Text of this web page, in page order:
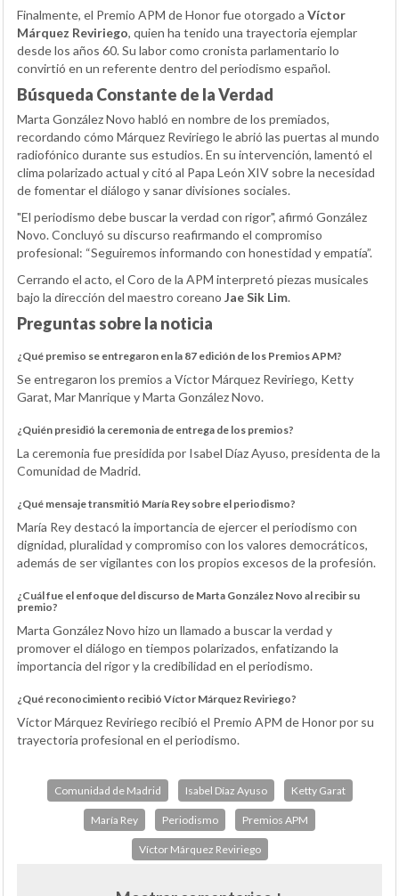
Finalmente, el Premio APM de Honor fue otorgado a Víctor
Márquez Reviriego, quien ha tenido una trayectoria ejemplar
desde los años 60. Su labor como cronista parlamentario lo
convirtió en un referente dentro del periodismo español.
Búsqueda Constante de la Verdad
Marta González Novo habló en nombre de los premiados,
recordando cómo Márquez Reviriego le abrió las puertas al mundo
radiofónico durante sus estudios. En su intervención, lamentó el
clima polarizado actual y citó al Papa León XIV sobre la necesidad
de fomentar el diálogo y sanar divisiones sociales.
"El periodismo debe buscar la verdad con rigor", afirmó González
Novo. Concluyó su discurso reafirmando el compromiso
profesional: “Seguiremos informando con honestidad y empatía”.
Cerrando el acto, el Coro de la APM interpretó piezas musicales
bajo la dirección del maestro coreano Jae Sik Lim.
Preguntas sobre la noticia
¿Qué premiso se entregaron en la 87 edición de los Premios APM?
Se entregaron los premios a Víctor Márquez Reviriego, Ketty
Garat, Mar Manrique y Marta González Novo.
¿Quién presidió la ceremonia de entrega de los premios?
La ceremonia fue presidida por Isabel Díaz Ayuso, presidenta de la
Comunidad de Madrid.
¿Qué mensaje transmitió María Rey sobre el periodismo?
María Rey destacó la importancia de ejercer el periodismo con
dignidad, pluralidad y compromiso con los valores democráticos,
además de ser vigilantes con los propios excesos de la profesión.
¿Cuál fue el enfoque del discurso de Marta González Novo al recibir su
premio?
Marta González Novo hizo un llamado a buscar la verdad y
promover el diálogo en tiempos polarizados, enfatizando la
importancia del rigor y la credibilidad en el periodismo.
¿Qué reconocimiento recibió Víctor Márquez Reviriego?
Víctor Márquez Reviriego recibió el Premio APM de Honor por su
trayectoria profesional en el periodismo.
Comunidad de Madrid Isabel Díaz Ayuso Ketty Garat
María Rey Periodismo Premios APM
Víctor Márquez Reviriego